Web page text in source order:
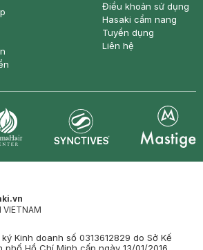
Điều khoản sử dụng
Hasaki cẩm nang
Tuyển dụng
Liên hệ
VIETNAM
Kinh doanh số 0313612829 do Sở Kế